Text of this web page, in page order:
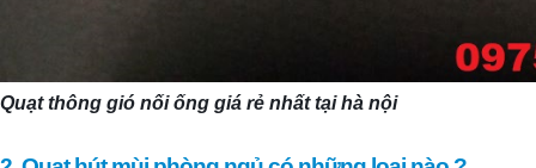
Quạt thông gió nối ống giá rẻ nhất tại hà nội